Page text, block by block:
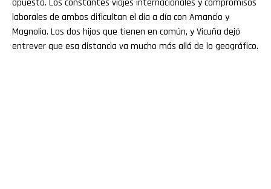
opuesta. Los constantes viajes internacionales y compromisos
laborales de ambos dificultan el día a día con Amancio y
Magnolia. Los dos hijos que tienen en común, y Vicuña dejó
entrever que esa distancia va mucho más allá de lo geográfico.